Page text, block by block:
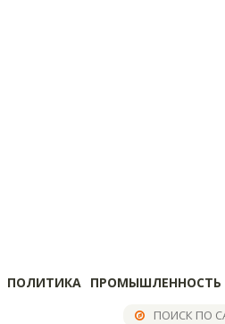
ПОЛИТИКА ПРОМЫШЛЕННОСТЬ